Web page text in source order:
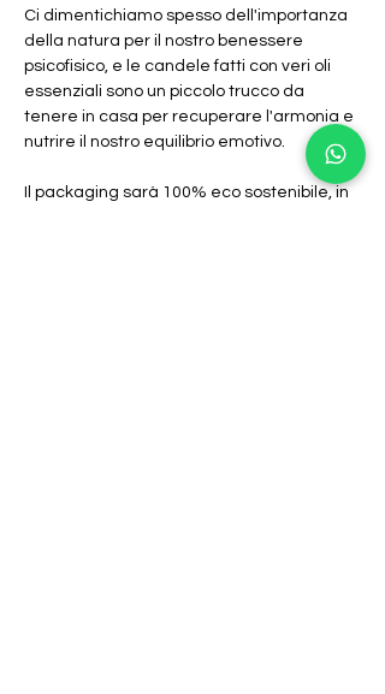
Ci dimentichiamo spesso dell'importanza
della natura per il nostro benessere
psicofisico, e le candele fatti con veri oli
essenziali sono un piccolo trucco da
tenere in casa per recuperare l'armonia e
nutrire il nostro equilibrio emotivo.
Il packaging sarà 100% eco sostenibile, in